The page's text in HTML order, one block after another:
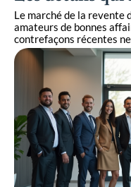
Le marché de la revente
amateurs de bonnes
contrefaçons récentes